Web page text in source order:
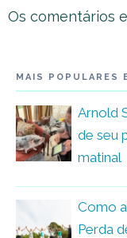
Os comentários
MAIS POPULARES
Arnold
de seu
matinal
Como
Perda